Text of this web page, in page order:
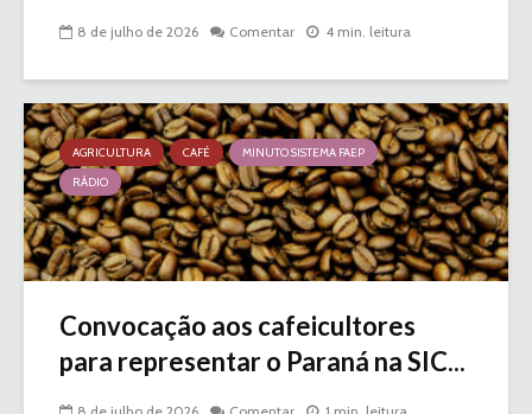
8 de julho de 2026 Comentar 4 min. leitura
AGRICULTURA CAFÉ
MINUTO SISTEMA FAEP
RÁDIO
Convocação aos cafeicultores
para representar o Paraná na SIC...